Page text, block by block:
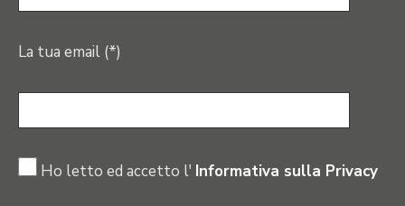
La tua email (*)
Ho letto ed accetto l' Informativa sulla Privacy